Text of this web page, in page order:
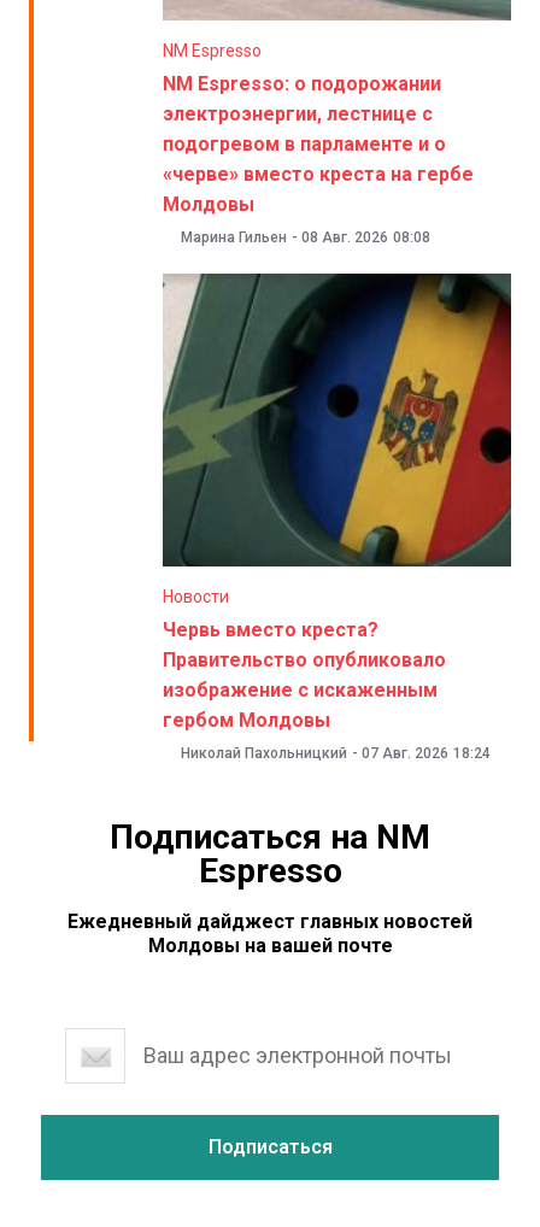
NM Espresso
NM Espresso: о подорожании
электроэнергии, лестнице с
подогревом в парламенте и о
«черве» вместо креста на гербе
Молдовы
Марина Гильен - 08 Авг. 2026 08:08
Новости
Червь вместо креста?
Правительство опубликовало
изображение с искаженным
гербом Молдовы
Николай Пахольницкий - 07 Авг. 2026 18:24
Подписаться на NM
Espresso
Ежедневный дайджест главных новостей
Молдовы на вашей почте